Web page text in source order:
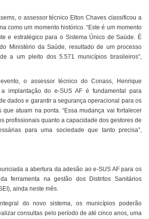
o assessor técnico Elton Chaves classificou a
como um momento histórico. “Este é um momento
e estratégico para o Sistema Único de Saúde. É
Ministério da Saúde, resultado de um processo
a um pleito dos 5.571 municípios brasileiros”,
o assessor técnico do Conass, Henrique
implantação do e-SUS AF é fundamental para
dados e garantir a segurança operacional para os
que atuam na ponta. “Essa mudança vai fortalecer
profissionais quanto a capacidade dos gestores de
para uma sociedade que tanto precisa”,
a abertura da adesão ao e-SUS AF para os
ferramenta na gestão dos Distritos Sanitários
ainda neste mês.
do novo sistema, os municípios poderão
consultas pelo período de até cinco anos, uma